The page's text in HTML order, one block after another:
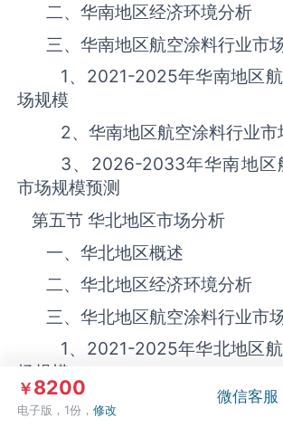
二、华南地区经济环境分析
三、华南地区航空涂料‌‌‌行业市
1、 2021-2025年华南地区
场规模
2、华南地区航空涂料‌‌‌行业市
3、 2026-2033年华南地
市场规模预测
第五节 华北地区市场分析
一、华北地区概述
二、华北地区经济环境分析
三、华北地区航空涂料‌‌‌行业市
1、 2021-2025年华北地区
场规模
2、华北地区航空涂料‌‌‌行业市
￥8200
电子版，1份，修改
微信客服